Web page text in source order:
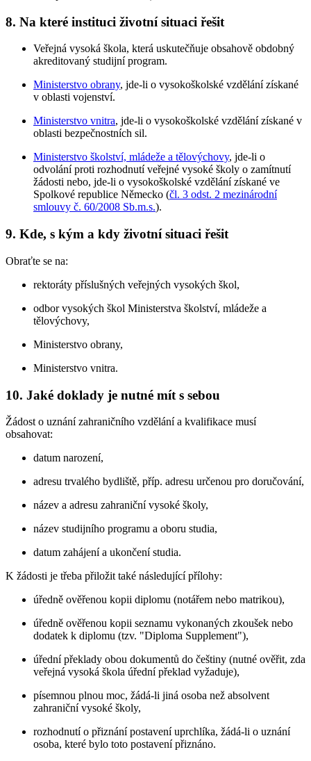
8. Na které instituci životní situaci řešit
Veřejná vysoká škola, která uskutečňuje obsahově obdobný
akreditovaný studijní program.
Ministerstvo obrany, jde-li o vysokoškolské vzdělání získané
v oblasti vojenství.
Ministerstvo vnitra, jde-li o vysokoškolské vzdělání získané v
oblasti bezpečnostních sil.
Ministerstvo školství, mládeže a tělovýchovy, jde-li o
odvolání proti rozhodnutí veřejné vysoké školy o zamítnutí
žádosti nebo, jde-li o vysokoškolské vzdělání získané ve
Spolkové republice Německo (čl. 3 odst. 2 mezinárodní
smlouvy č. 60/2008 Sb.m.s.).
9. Kde, s kým a kdy životní situaci řešit
Obraťte se na:
rektoráty příslušných veřejných vysokých škol,
odbor vysokých škol Ministerstva školství, mládeže a
tělovýchovy,
Ministerstvo obrany,
Ministerstvo vnitra.
10. Jaké doklady je nutné mít s sebou
Žádost o uznání zahraničního vzdělání a kvalifikace musí
obsahovat:
datum narození,
adresu trvalého bydliště, příp. adresu určenou pro doručování,
název a adresu zahraniční vysoké školy,
název studijního programu a oboru studia,
datum zahájení a ukončení studia.
K žádosti je třeba přiložit také následující přílohy:
úředně ověřenou kopii diplomu (notářem nebo matrikou),
úředně ověřenou kopii seznamu vykonaných zkoušek nebo
dodatek k diplomu (tzv. "Diploma Supplement"),
úřední překlady obou dokumentů do češtiny (nutné ověřit, zda
veřejná vysoká škola úřední překlad vyžaduje),
písemnou plnou moc, žádá-li jiná osoba než absolvent
zahraniční vysoké školy,
rozhodnutí o přiznání postavení uprchlíka, žádá-li o uznání
osoba, které bylo toto postavení přiznáno.